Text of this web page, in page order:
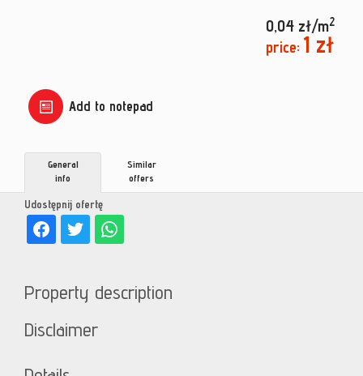
0,04 zł/m2
price: 1 zł
Add to notepad
Udostępnij ofertę
General
info
Similar
offers
Property description
Disclaimer